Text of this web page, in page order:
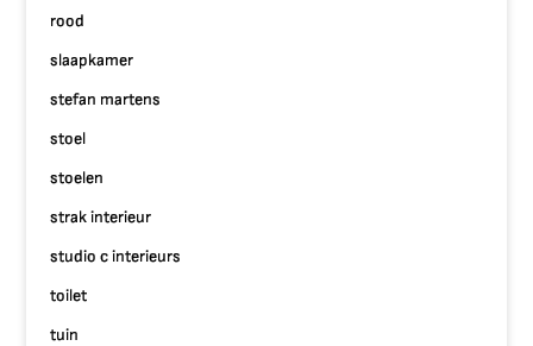
rood
slaapkamer
stefan martens
stoel
stoelen
strak interieur
studio c interieurs
toilet
tuin